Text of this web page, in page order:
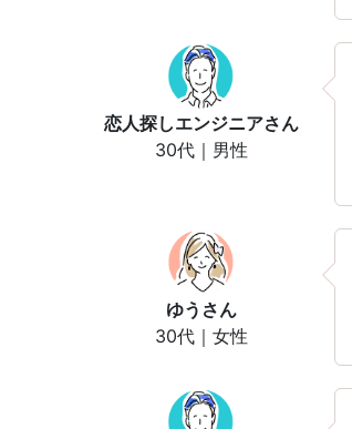
恋人探しエンジニアさん
30代｜男性
ゆう さん
30代｜女性